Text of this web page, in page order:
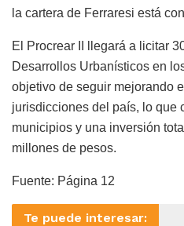
la cartera de Ferraresi está
El Procrear II llegará a licitar
Desarrollos Urbanísticos en
objetivo de seguir mejorando
jurisdicciones del país, lo que
municipios y una inversión
millones de pesos.
Fuente: Página 12
Te puede interesar: